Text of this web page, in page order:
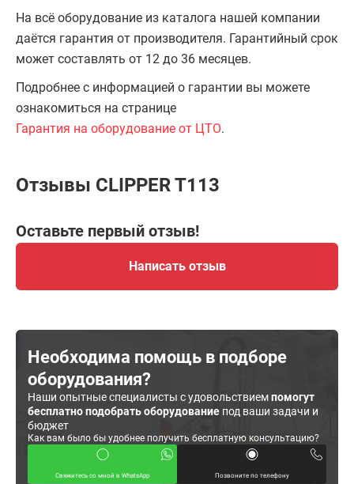
На всё оборудование из каталога нашей компании
даётся гарантия от производителя. Гарантийный срок
может составлять от 12 до 36 месяцев.
Подробнее с информацией о гарантии вы можете
ознакомиться на странице
Гарантия на оборудование от ЦТО.
Отзывы CLIPPER T113
Оставьте первый отзыв!
Написать отзыв
Необходима помощь в подборе
оборудования?
Наши опытные специалисты с удовольствиемпомогут
бесплатно подобрать оборудование под ваши задачи и
бюджет
Как вам было бы удобнее получить бесплатную консультацию?
Свяжитесь со мной в WhatsApp Позвоните по телефону